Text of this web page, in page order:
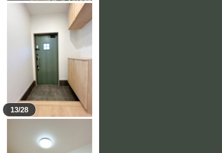
13/28